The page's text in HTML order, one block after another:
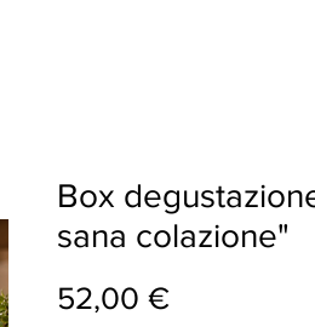
Box
sana colazione"
52,00 €Prezzo